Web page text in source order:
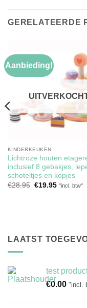
GERELATEERDE
Aanbieding!
KINDERKEUKEN
Lichtroze houten
inclusief 8 gebakjes,
schoteltjes en kopjes
€28.95 Oorspronkelijke
€19.95Huidige
"incl. btw"
LAATST
test
€0.00 "incl.